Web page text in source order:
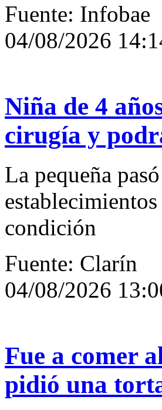
Fuente: Infobae
04/08/2026
Niña de 4
cirugía y
La pequeña
condición
Fuente: Clarín
04/08/2026
Fue a comer
pidió una